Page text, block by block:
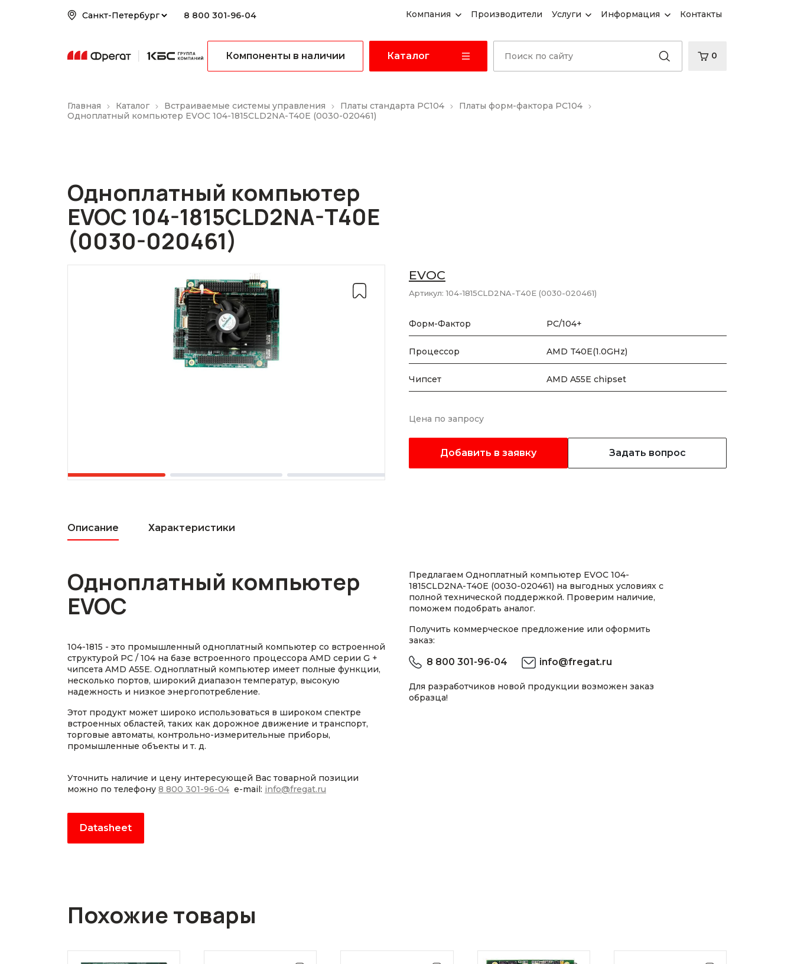
8 800 301-96-04 Компания Производители Услуги Информация Контакты
Компоненты в наличии Каталог 0
Главная Каталог Встраиваемые системы управления Платы стандарта PC104
Платы форм-фактора PC104
Одноплатный компьютер EVOC 104-1815CLD2NA-T40E (0030-020461)
Одноплатный компьютер
EVOC 104-1815CLD2NA-T40E
(0030-020461)
EVOC
Артикул: 104-1815CLD2NA-T40E (0030-020461)
Форм-Фактор PC/104+
Процессор AMD T40E(1.0GHz)
Чипсет AMD A55E chipset
Цена по запросу
Добавить в заявку Задать вопрос
Описание Характеристики
Одноплатный компьютер
EVOC
104-1815 - это промышленный одноплатный компьютер со встроенной
структурой PC / 104 на базе встроенного процессора AMD серии G +
чипсета AMD A55E. Одноплатный компьютер имеет полные функции,
несколько портов, широкий диапазон температур, высокую
надежность и низкое энергопотребление.
Этот продукт может широко использоваться в широком спектре
встроенных областей, таких как дорожное движение и транспорт,
торговые автоматы, контрольно-измерительные приборы,
промышленные объекты и т. д.
Уточнить наличие и цену интересующей Вас товарной позиции
можно по телефону 8 800 301-96-04 e-mail: info@fregat.ru
Datasheet
Предлагаем Одноплатный компьютер EVOC 104-
1815CLD2NA-T40E (0030-020461) на выгодных условиях с
полной технической поддержкой. Проверим наличие,
поможем подобрать аналог.
Получить коммерческое предложение или оформить
заказ:
8 800 301-96-04 info@fregat.ru
Для разработчиков новой продукции возможен заказ
образца!
Похожие товары